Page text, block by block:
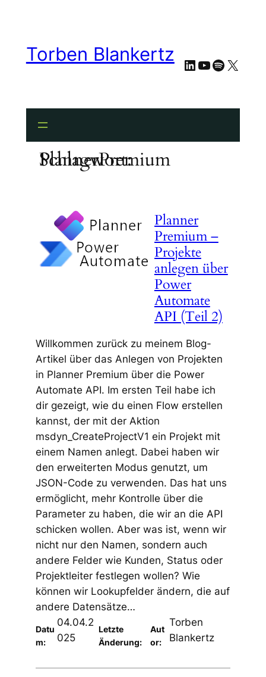
springenTorben Blankertz LinkedIn
YouTube
Spotify
X
Schlagwort:
PlannerPremium
Planner
Premium –
Projekte
anlegen über
Power
Automate
API (Teil 2)
Willkommen zurück zu meinem Blog-
Artikel über das Anlegen von Projekten
in Planner Premium über die Power
Automate API. Im ersten Teil habe ich
dir gezeigt, wie du einen Flow erstellen
kannst, der mit der Aktion
msdyn_CreateProjectV1 ein Projekt mit
einem Namen anlegt. Dabei haben wir
den erweiterten Modus genutzt, um
JSON-Code zu verwenden. Das hat uns
ermöglicht, mehr Kontrolle über die
Parameter zu haben, die wir an die API
schicken wollen. Aber was ist, wenn wir
nicht nur den Namen, sondern auch
andere Felder wie Kunden, Status oder
Projektleiter festlegen wollen? Wie
können wir Lookupfelder ändern, die auf
andere Datensätze…
Datu
m:
04.04.2
025
Letzte
Änderung:
Aut
or:
Torben
Blankertz